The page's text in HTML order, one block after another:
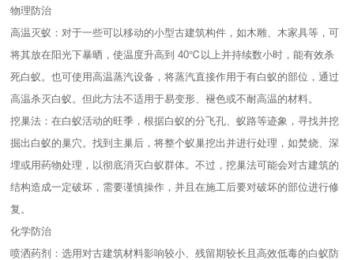
物理防治
高温灭蚁：对于一些可以移动的小型古建筑构件，如木雕、木家具等，可
将其放在阳光下暴晒，使温度升高到 40℃以上并持续数小时，能有效杀
死白蚁。也可使用高温蒸汽设备，将蒸汽直接作用于有白蚁的部位，通过
高温杀灭白蚁。但此方法不适用于易变形、褪色或不耐高温的材料。
挖巢法：在白蚁活动的旺季，根据白蚁的分飞孔、蚁路等迹象，寻找并挖
掘出白蚁的巢穴。找到主巢后，将整个蚁巢挖出并进行处理，如焚烧、深
埋或用药物处理，以彻底消灭白蚁群体。不过，挖巢法可能会对古建筑的
结构造成一定破坏，需要谨慎操作，并且在施工后要对破坏的部位进行修
复。
化学防治
喷洒药剂：选用对古建筑材料影响较小、残留期较长且高效低毒的白蚁防